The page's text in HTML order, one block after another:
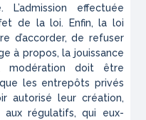
effectuée
de la loi. Enfin, la loi
d’accorder, de refu­ser
à propos, la jouis­sance
modération doit être
les entrepôts pri­vés
autorisé leur créa­tion,
régulatifs, qui eux-